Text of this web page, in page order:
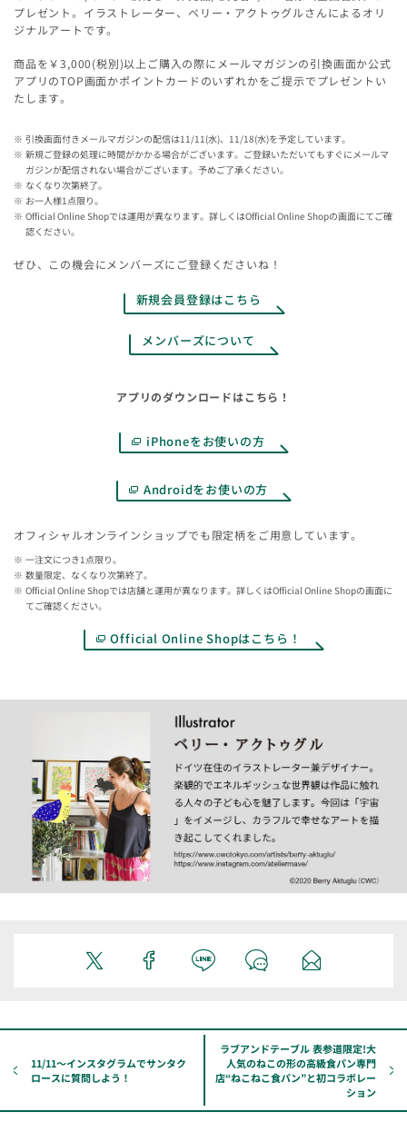
プレゼント。イラストレーター、ベリー・アクトゥグルさんによるオリ
ジナルアートです。
商品を￥3,000(税別)以上ご購入の際にメールマガジンの引換画面か公式
アプリのTOP画面かポイントカードのいずれかをご提示でプレゼントい
たします。
引換画面付きメールマガジンの配信は11/11(水)、11/18(水)を予定しています。
新規ご登録の処理に時間がかかる場合がございます。ご登録いただいてもすぐにメールマ
ガジンが配信されない場合がございます。予めご了承ください。
なくなり次第終了。
お一人様1点限り。
Official Online Shopでは運用が異なります。詳しくはOfficial Online Shopの画面にてご確
認ください。
ぜひ、この機会にメンバーズにご登録くださいね！
新規会員登録はこちら
メンバーズについて
アプリのダウンロードはこちら！
iPhoneをお使いの方
Androidをお使いの方
オフィシャルオンラインショップでも限定柄をご用意しています。
一注文につき1点限り。
数量限定、なくなり次第終了。
Official Online Shopでは店舗と運用が異なります。詳しくはOfficial Online Shopの画面に
てご確認ください。
Official Online Shopはこちら！
11/11～インスタグラムでサンタク
ロースに質問しよう！
ラブアンドテーブル 表参道限定!大
人気のねこの形の高級食パン専門
店“ねこねこ食パン”と初コラボレー
ション